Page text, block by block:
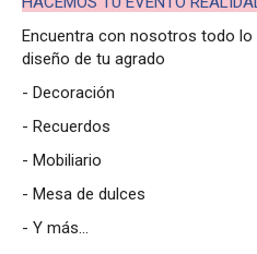
Encuentra con nosotros todo lo
diseño de tu agrado
- Decoración
- Recuerdos
- Mobiliario
- Mesa de dulces
- Y más...